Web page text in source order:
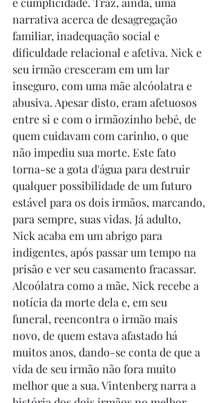
narrativa acerca de desagregação
familiar, inadequação social e
dificuldade relacional e afetiva. Nick e
seu irmão cresceram em um lar
inseguro, com uma mãe alcóolatra e
abusiva. Apesar disto, eram afetuosos
entre si e com o irmãozinho bebê, de
quem cuidavam com carinho, o que
não impediu sua morte. Este fato
torna-se a gota d'água para destruir
qualquer possibilidade de um futuro
estável para os dois irmãos, marcando,
para sempre, suas vidas. Já adulto,
Nick acaba em um abrigo para
indigentes, após passar um tempo na
prisão e ver seu casamento fracassar.
Alcoólatra como a mãe, Nick recebe a
notícia da morte dela e, em seu
funeral, reencontra o irmão mais
novo, de quem estava afastado há
muitos anos, dando-se conta de que a
vida de seu irmão não fora muito
melhor que a sua. Vintenberg narra a